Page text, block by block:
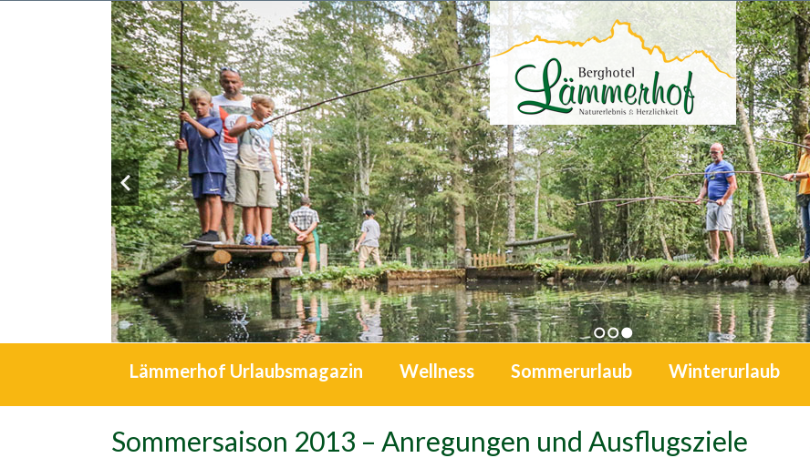
1 2 3
Lämmerhof Urlaubsmagazin Wellness Sommerurlaub Winterurlaub
Sommersaison 2013 – Anregungen und Ausflugsziele